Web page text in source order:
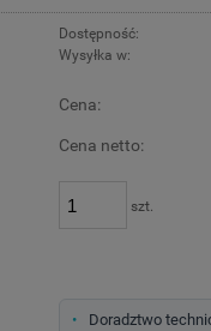
Dostępność:
Wysyłka w:
Cena:
Cena netto:
szt.
Doradztwo